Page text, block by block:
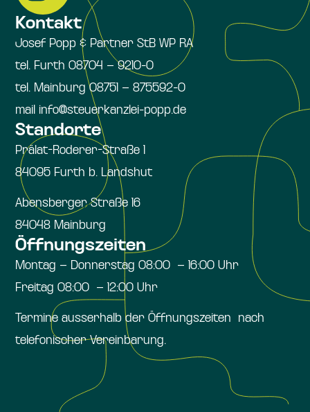
Kontakt
Josef Popp & Partner StB WP RA
tel. Furth 08704 – 9210-0
tel. Mainburg 08751 – 875592-0
mail info@steuerkanzlei-popp.de
Standorte
Prälat-Roderer-Straße 1
84095 Furth b. Landshut
Abensberger Straße 16
84048 Mainburg
Öffnungszeiten
Montag – Donnerstag 08:00 – 16:00 Uhr
Freitag 08:00 – 12:00 Uhr
Termine ausserhalb der Öffnungszeiten nach
telefonischer Vereinbarung.